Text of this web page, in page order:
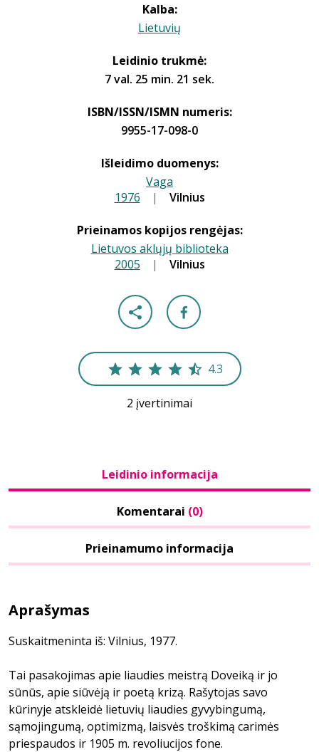
Kalba:
Lietuvių
Leidinio trukmė:
7 val. 25 min. 21 sek.
ISBN/ISSN/ISMN numeris:
9955-17-098-0
Išleidimo duomenys:
Vaga
1976 | Vilnius
Prieinamos kopijos rengėjas:
Lietuvos aklųjų biblioteka
2005 | Vilnius
4.3
2 įvertinimai
Leidinio informacija
Komentarai (0)
Prieinamumo informacija
Aprašymas
Suskaitmeninta iš: Vilnius, 1977.
Tai pasakojimas apie liaudies meistrą Doveiką ir jo
sūnūs, apie siūvėją ir poetą krizą. Rašytojas savo
kūrinyje atskleidė lietuvių liaudies gyvybingumą,
sąmojingumą, optimizmą, laisvės troškimą carimės
priespaudos ir 1905 m. revoliucijos fone.